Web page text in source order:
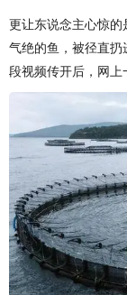
更让东说念主心惊
气绝的鱼，被径直
段视频传开后，网上